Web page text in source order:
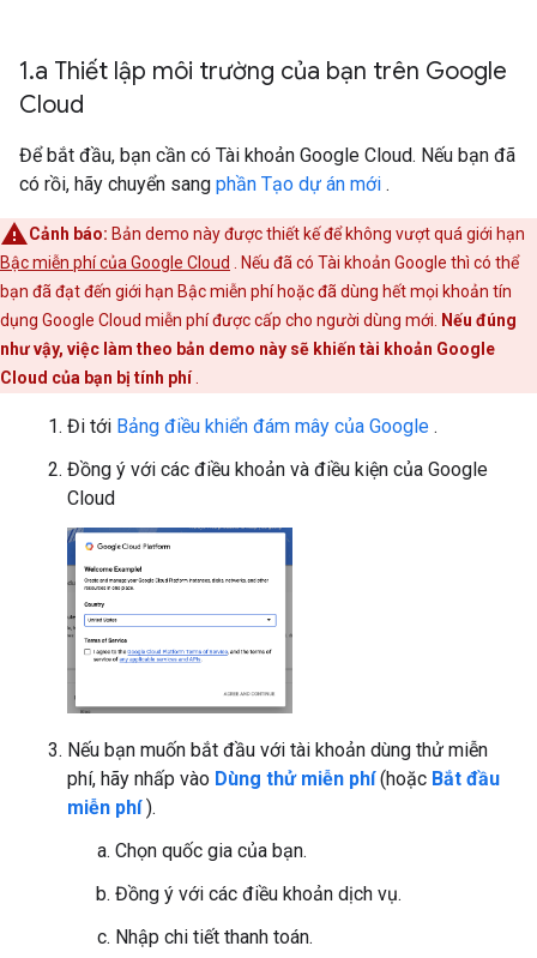
1.a Thiết lập môi trường của bạn trên Google
Cloud
Để bắt đầu, bạn cần có Tài khoản Google Cloud. Nếu bạn đã
có rồi, hãy chuyển sang phần Tạo dự án mới .
Cảnh báo: Bản demo này được thiết kế để không vượt quá giới hạn
Bậc miễn phí của Google Cloud . Nếu đã có Tài khoản Google thì có thể
bạn đã đạt đến giới hạn Bậc miễn phí hoặc đã dùng hết mọi khoản tín
dụng Google Cloud miễn phí được cấp cho người dùng mới. Nếu đúng
như vậy, việc làm theo bản demo này sẽ khiến tài khoản Google
Cloud của bạn bị tính phí.
Đi tới Bảng điều khiển đám mây của Google .
Đồng ý với các điều khoản và điều kiện của Google
Cloud
Nếu bạn muốn bắt đầu với tài khoản dùng thử miễn
phí, hãy nhấp vào Dùng thử miễn phí(hoặc Bắt đầu
miễn phí).
Chọn quốc gia của bạn.
Đồng ý với các điều khoản dịch vụ.
Nhập chi tiết thanh toán.